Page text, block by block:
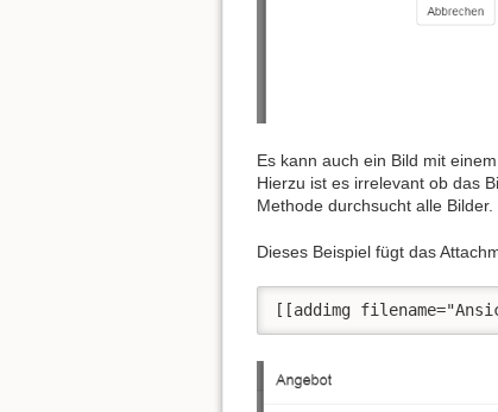
Es kann auch ein Bild mit
Hierzu ist es irrelevant ob das
Methode durchsucht alle Bilder.
Dieses Beispiel fügt das
[[addimg